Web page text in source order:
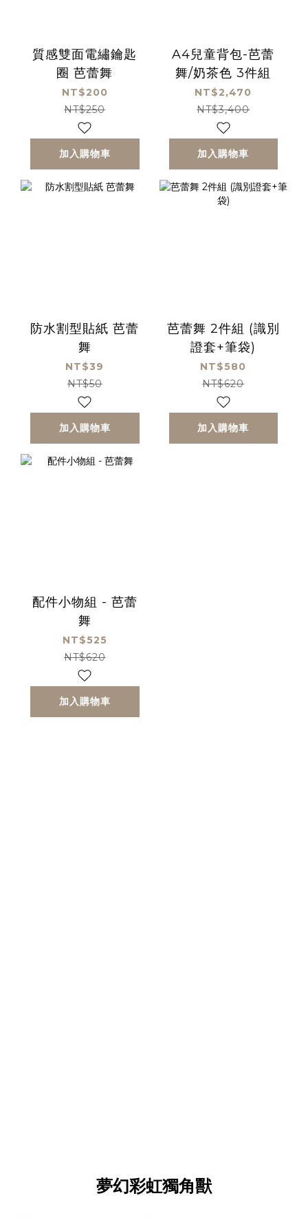
質感雙面電繡鑰匙
圈 芭蕾舞
NT$200
NT$250
加入購物車
A4兒童背包-芭蕾
舞/奶茶色 3件組
NT$2,470
NT$3,400
加入購物車
防水割型貼紙 芭蕾
舞
NT$39
NT$50
加入購物車
芭蕾舞 2件組 (識別
證套+筆袋)
NT$580
NT$620
加入購物車
配件小物組 - 芭蕾
舞
NT$525
NT$620
加入購物車
夢幻彩虹獨角獸